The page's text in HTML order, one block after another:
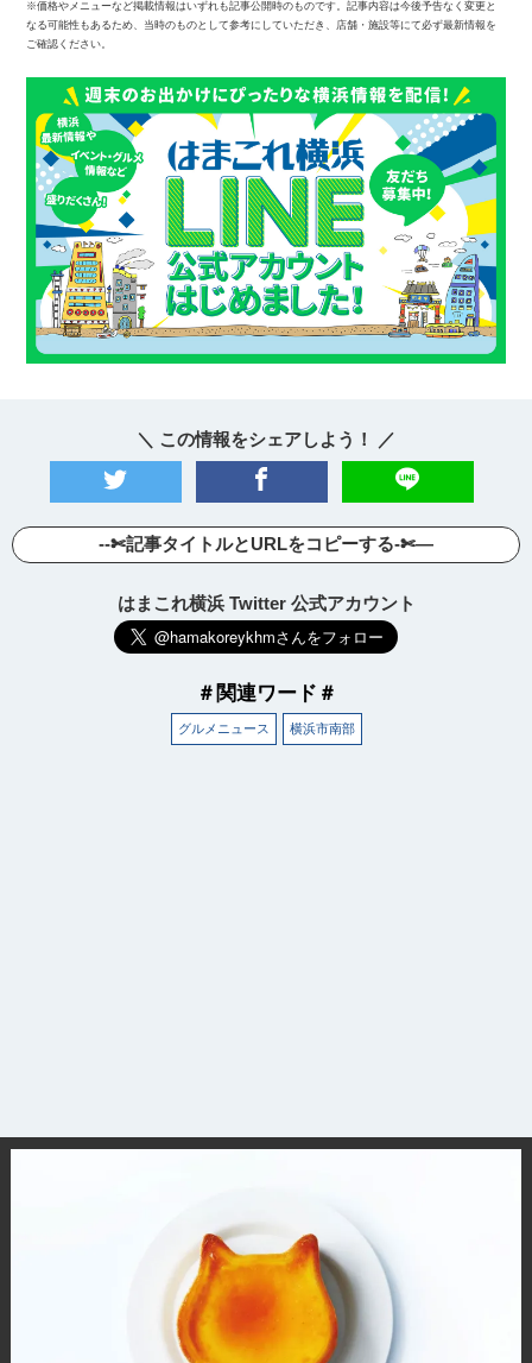
※価格やメニューなど掲載情報はいずれも記事公開時のものです。記事内容は今後予告なく変更と
なる可能性もあるため、当時のものとして参考にしていただき、店舗・施設等にて必ず最新情報を
ご確認ください。
＼ この情報をシェアしよう！ ／
--✄記事タイトルとURLをコピーする-✄—
はまこれ横浜 Twitter 公式アカウント
＃関連ワード＃
グルメニュース 横浜市南部